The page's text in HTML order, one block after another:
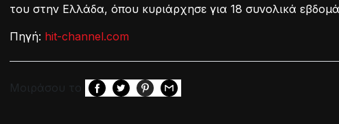
του στην Ελλάδα, όπου κυριάρχησε για 18 συνολικά
Πηγή: hit-channel.com
Μοιράσου το